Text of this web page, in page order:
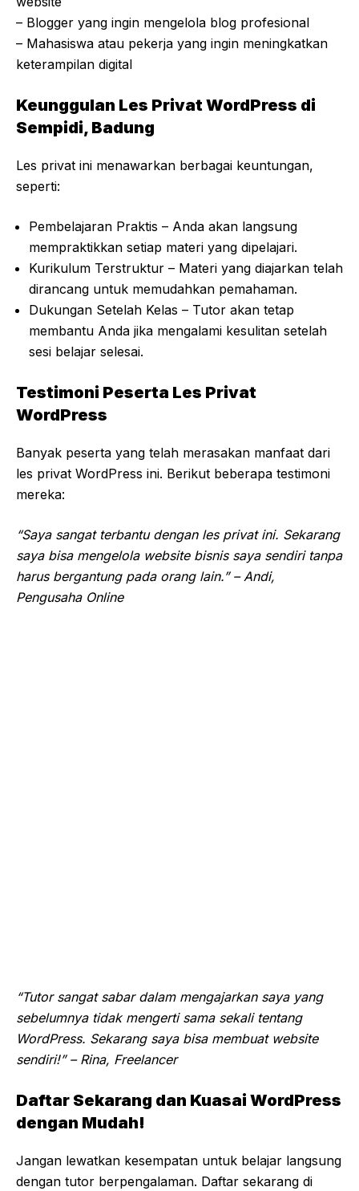
– Blogger yang ingin mengelola blog profesional
– Mahasiswa atau pekerja yang ingin meningkatkan
keterampilan digital
Keunggulan Les Privat WordPress di
Sempidi, Badung
Les privat ini menawarkan berbagai keuntungan,
seperti:
Pembelajaran Praktis – Anda akan langsung
mempraktikkan setiap materi yang dipelajari.
Kurikulum Terstruktur – Materi yang diajarkan telah
dirancang untuk memudahkan pemahaman.
Dukungan Setelah Kelas – Tutor akan tetap
membantu Anda jika mengalami kesulitan setelah
sesi belajar selesai.
Testimoni Peserta Les Privat
WordPress
Banyak peserta yang telah merasakan manfaat dari
les privat WordPress ini. Berikut beberapa testimoni
mereka:
“Saya sangat terbantu dengan les privat ini. Sekarang
saya bisa mengelola website bisnis saya sendiri tanpa
harus bergantung pada orang lain.” – Andi,
Pengusaha Online
“Tutor sangat sabar dalam mengajarkan saya yang
sebelumnya tidak mengerti sama sekali tentang
WordPress. Sekarang saya bisa membuat website
sendiri!” – Rina, Freelancer
Daftar Sekarang dan Kuasai WordPress
dengan Mudah!
Jangan lewatkan kesempatan untuk belajar langsung
dengan tutor berpengalaman. Daftar sekarang di